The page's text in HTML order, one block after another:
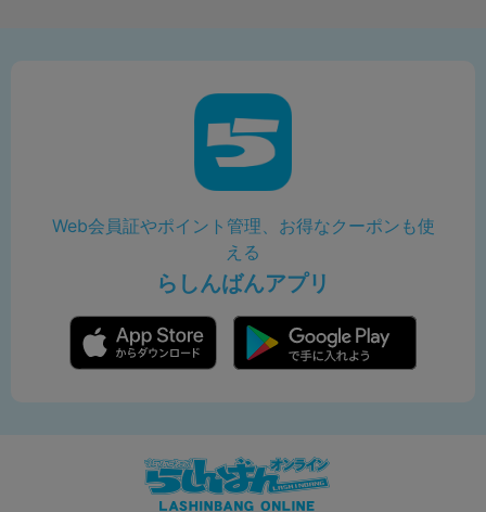
Web会員証やポイント管理、お得なクーポンも使
える
らしんばんアプリ